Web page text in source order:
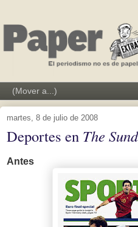
martes, 8 de julio de 2008
Deportes en The
Antes